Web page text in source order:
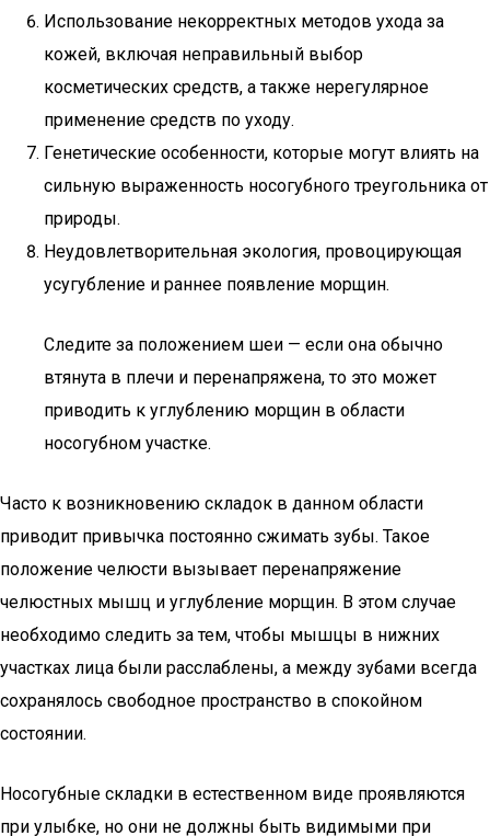
Использование некорректных методов ухода за
кожей, включая неправильный выбор
косметических средств, а также нерегулярное
применение средств по уходу.
Генетические особенности, которые могут влиять на
сильную выраженность носогубного треугольника от
природы.
Неудовлетворительная экология, провоцирующая
усугубление и раннее появление морщин.
Следите за положением шеи — если она обычно
втянута в плечи и перенапряжена, то это может
приводить к углублению морщин в области
носогубном участке.
Часто к возникновению складок в данном области
приводит привычка постоянно сжимать зубы. Такое
положение челюсти вызывает перенапряжение
челюстных мышц и углубление морщин. В этом случае
необходимо следить за тем, чтобы мышцы в нижних
участках лица были расслаблены, а между зубами всегда
сохранялось свободное пространство в спокойном
состоянии.
Носогубные складки в естественном виде проявляются
при улыбке, но они не должны быть видимыми при